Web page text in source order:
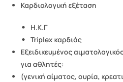
Καρδιολογική εξέταση
Η.Κ.Γ
Triplex καρδιάς
Εξειδικευμένος
για αθλητές:
(γενική αίματος, ουρία,